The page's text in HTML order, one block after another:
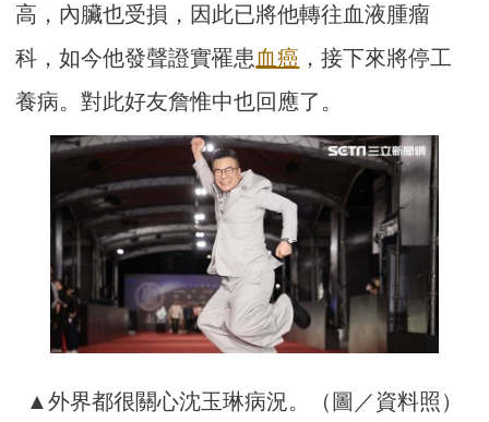
高，內臟也受損，因此已將他轉往血液腫瘤
科，如今他發聲證實罹患血癌 ，接下來將停工
養病。對此好友詹惟中也回應了。
▲外界都很關心沈玉琳病況。（圖／資料照）